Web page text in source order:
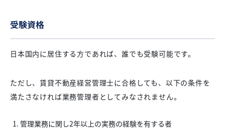
受験資格
日本国内に居住する方であれば、誰でも受験可能です。
ただし、賃貸不動産経営管理士に合格しても、以下の条件を
満たさなければ業務管理者としてみなされません。
管理業務に関し2年以上の実務の経験を有する者